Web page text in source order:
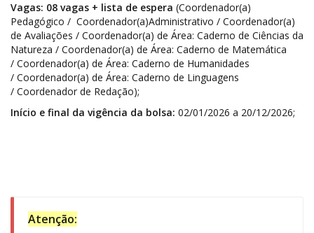
Vagas: 08 vagas + lista de espera (Coordenador(a)
Pedagógico / Coordenador(a)Administrativo / Coordenador(a)
de Avaliações / Coordenador(a) de Área: Caderno de Ciências da
Natureza / Coordenador(a) de Área: Caderno de Matemática
/ Coordenador(a) de Área: Caderno de Humanidades
/ Coordenador(a) de Área: Caderno de Linguagens
/ Coordenador de Redação);
Início e final da vigência da bolsa: 02/01/2026 a 20/12/2026;
Atenção: